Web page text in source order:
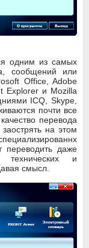
одним из самых
сообщений или
Office, Adobe
Explorer и Mozilla
ICQ, Skype,
почти все
перевода
на этом
переводить даже
и
смысл.